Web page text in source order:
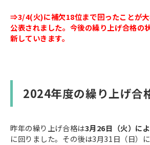
⇒3/4(火)に補欠18位まで回ったことが
公表されました。今後の繰り上げ合格の
新していきます。
2024年度の繰り上げ合
昨年の繰り上げ合格は3月26日（火）に
に回りました。その後は3月31日（日）